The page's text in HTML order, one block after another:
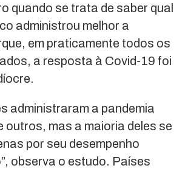
quando se trata de saber qual
administrou melhor a
em praticamente todos os
a resposta à Covid-19 foi
administraram a pandemia
outros, mas a maioria deles se
por seu desempenho
observa o estudo. Países